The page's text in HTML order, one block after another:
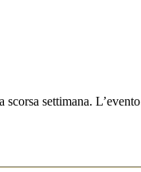
settimana.